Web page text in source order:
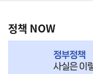
책
NOW,
정책 NOW